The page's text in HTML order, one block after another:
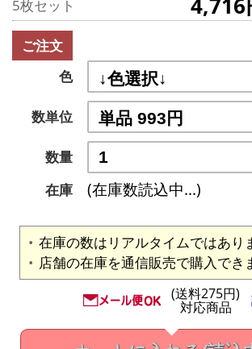
5枚セット 4,716
ご注文
色
数単位
数量
在庫
(在庫数読込中...)
在庫の数はリアルタイムではあり
店舗の在庫を通信販売で購入でき
(送料275円)
対応商品